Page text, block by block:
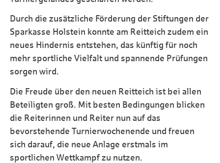
Durch die zusätzliche Förderung der Stiftungen der
Sparkasse Holstein konnte am Reitteich zudem ein
neues Hindernis entstehen, das künftig für noch
mehr sportliche Vielfalt und spannende Prüfungen
sorgen wird.
Die Freude über den neuen Reitteich ist bei allen
Beteiligten groß. Mit besten Bedingungen blicken
die Reiterinnen und Reiter nun auf das
bevorstehende Turnierwochenende und freuen
sich darauf, die neue Anlage erstmals im
sportlichen Wettkampf zu nutzen.